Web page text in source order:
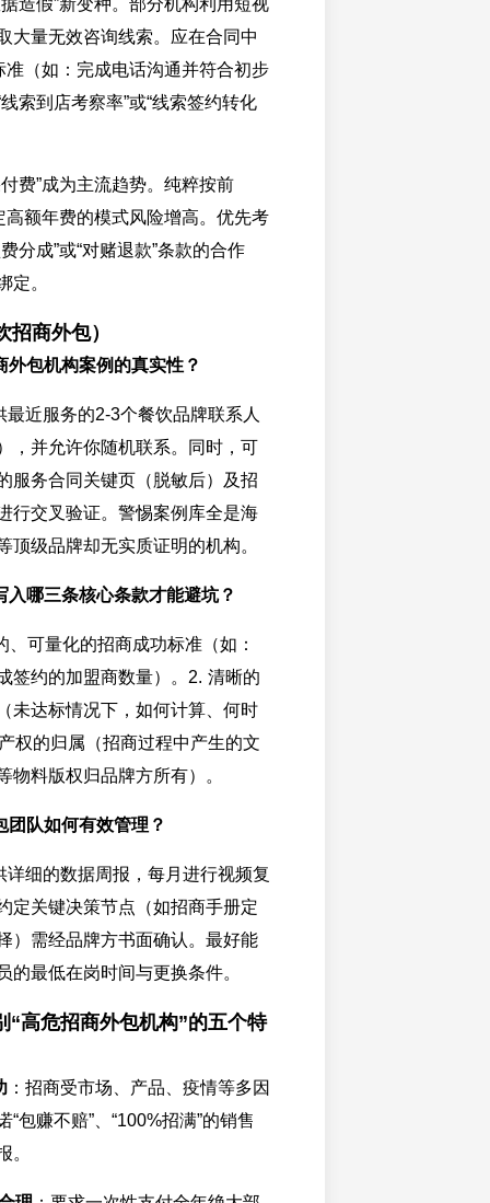
造假”新变种。部分机构利用短视
大量无效咨询线索。应在合同中
准（如：完成电话沟通并符合初步
索到店考察率”或“线索签约转化
费”成为主流趋势。纯粹按前
高额年费的模式风险增高。优先考
分成”或“对赌退款”条款的合作
定。
商外包）
外包机构案例的真实性？
近服务的2-3个餐饮品牌联系人
，并允许你随机联系。同时，可
服务合同关键页（脱敏后）及招
行交叉验证。警惕案例库全是海
顶级品牌却无实质证明的机构。
入哪三条核心条款才能避坑？
、可量化的招商成功标准（如：
签约的加盟商数量）。2. 清晰的
未达标情况下，如何计算、何时
权的归属（招商过程中产生的文
物料版权归品牌方所有）。
团队如何有效管理？
详细的数据周报，每月进行视频复
定关键决策节点（如招商手册定
）需经品牌方书面确认。最好能
的最低在岗时间与更换条件。
“高危招商外包机构”的五个特
：招商受市场、产品、疫情等多因
“包赚不赔”、“100%招满”的销售
。